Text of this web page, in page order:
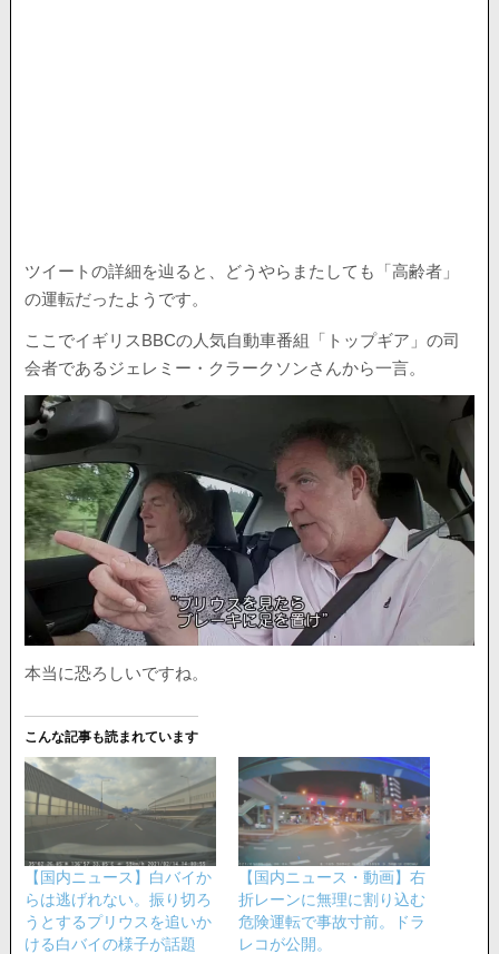
ツイートの詳細を辿ると、どうやらまたしても「高齢者」
の運転だったようです。
ここでイギリスBBCの人気自動車番組「トップギア」の司
会者であるジェレミー・クラークソンさんから一言。
本当に恐ろしいですね。
こんな記事も読まれています
【国内ニュース】白バイか
らは逃げれない。振り切ろ
うとするプリウスを追いか
ける白バイの様子が話題
【国内ニュース・動画】右
折レーンに無理に割り込む
危険運転で事故寸前。ドラ
レコが公開。